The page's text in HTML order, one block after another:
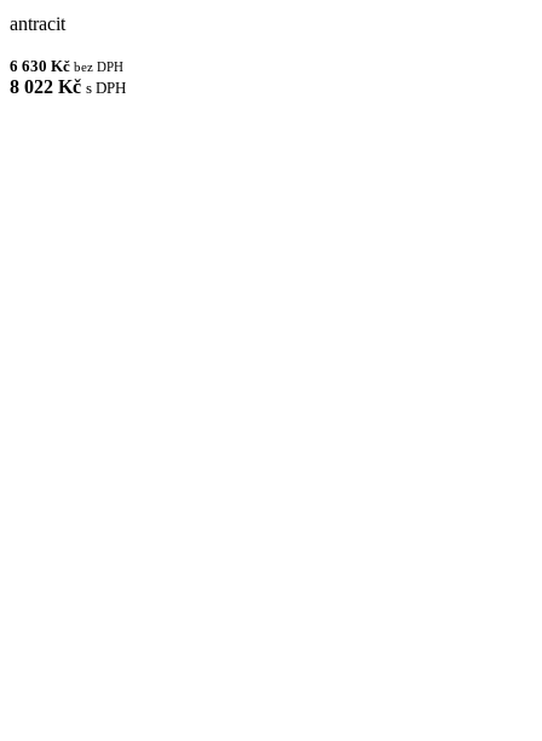
antracit
6 630 Kč bez DPH
8 022 Kč s DPH